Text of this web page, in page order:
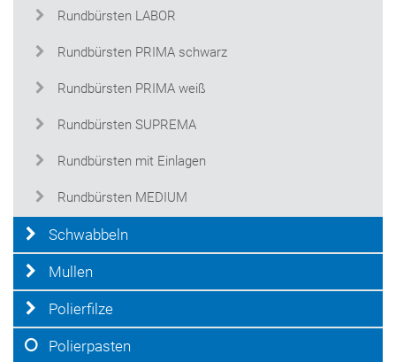
Rundbürsten LABOR
Rundbürsten PRIMA schwarz
Rundbürsten PRIMA weiß
Rundbürsten SUPREMA
Rundbürsten mit Einlagen
Rundbürsten MEDIUM
Schwabbeln
Mullen
Polierfilze
Polierpasten